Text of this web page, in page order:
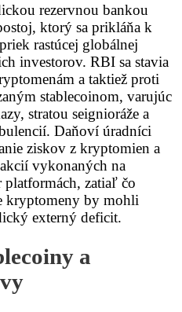
rezervnou bankou
ktorý sa prikláňa k
rastúcej globálnej
investorov. RBI sa stavia
a taktiež proti
stablecoinom, varujúc
stratou seignioráže a
Daňoví úradníci
ziskov z kryptomien a
vykonaných na
platformách, zatiaľ čo
kryptomeny by mohli
externý deficit.
a